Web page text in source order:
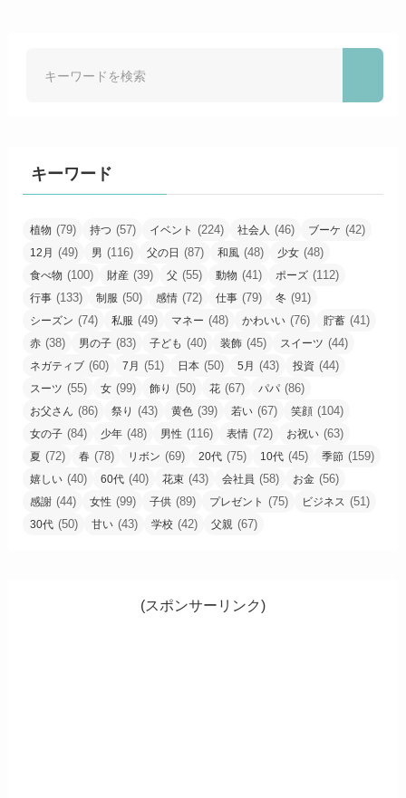
キーワード
植物 (79) 持つ (57) イベント (224) 社会人 (46) ブーケ (42)
12月 (49) 男 (116) 父の日 (87) 和風 (48) 少女 (48)
食べ物 (100) 財産 (39) 父 (55) 動物 (41) ポーズ (112)
行事 (133) 制服 (50) 感情 (72) 仕事 (79) 冬 (91)
シーズン (74) 私服 (49) マネー (48) かわいい (76) 貯蓄 (41)
赤 (38) 男の子 (83) 子ども (40) 装飾 (45) スイーツ (44)
ネガティブ (60) 7月 (51) 日本 (50) 5月 (43) 投資 (44)
スーツ (55) 女 (99) 飾り (50) 花 (67) パパ (86)
お父さん (86) 祭り (43) 黄色 (39) 若い (67) 笑顔 (104)
女の子 (84) 少年 (48) 男性 (116) 表情 (72) お祝い (63)
夏 (72) 春 (78) リボン (69) 20代 (75) 10代 (45) 季節 (159)
嬉しい (40) 60代 (40) 花束 (43) 会社員 (58) お金 (56)
感謝 (44) 女性 (99) 子供 (89) プレゼント (75) ビジネス (51)
30代 (50) 甘い (43) 学校 (42) 父親 (67)
(スポンサーリンク)